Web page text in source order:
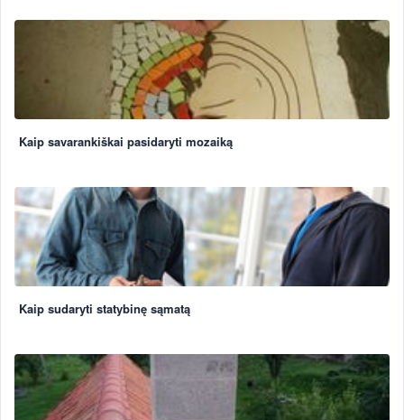
Kaip savarankiškai pasidaryti mozaiką
Kaip sudaryti statybinę sąmatą